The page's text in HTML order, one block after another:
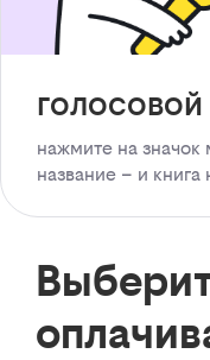
нажмите на
название – и книга